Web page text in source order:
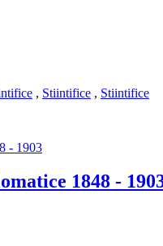
, Stiintifice , Stiintifice
1848 -